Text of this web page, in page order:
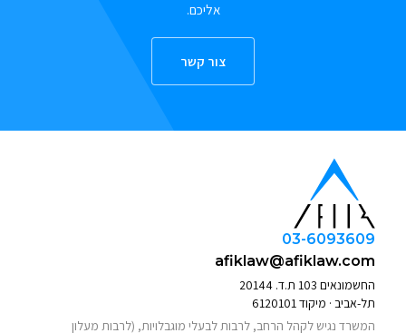
אליכם.
צור קשר
03-6093609
afiklaw@afiklaw.com
החשמונאים 103 ת.ד. 20144
תל-אביב · מיקוד 6120101
המשרד נגיש לקהל הרחב, לרבות לבעלי מוגבלויות, (לרבות מעלון